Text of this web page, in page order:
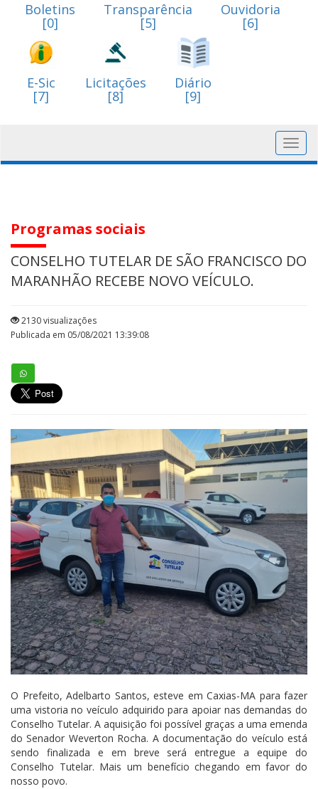
Boletins
[0]
Transparência
[5]
Ouvidoria
[6]
E-Sic
[7]
Licitações
[8]
Diário
[9]
Programas sociais
CONSELHO TUTELAR DE SÃO FRANCISCO DO
MARANHÃO RECEBE NOVO VEÍCULO.
2130 visualizações
Publicada em 05/08/2021 13:39:08
O Prefeito, Adelbarto Santos, esteve em Caxias-MA para fazer
uma vistoria no veículo adquirido para apoiar nas demandas do
Conselho Tutelar. A aquisição foi possível graças a uma emenda
do Senador Weverton Rocha. A documentação do veículo está
sendo finalizada e em breve será entregue a equipe do
Conselho Tutelar. Mais um benefício chegando em favor do
nosso povo.